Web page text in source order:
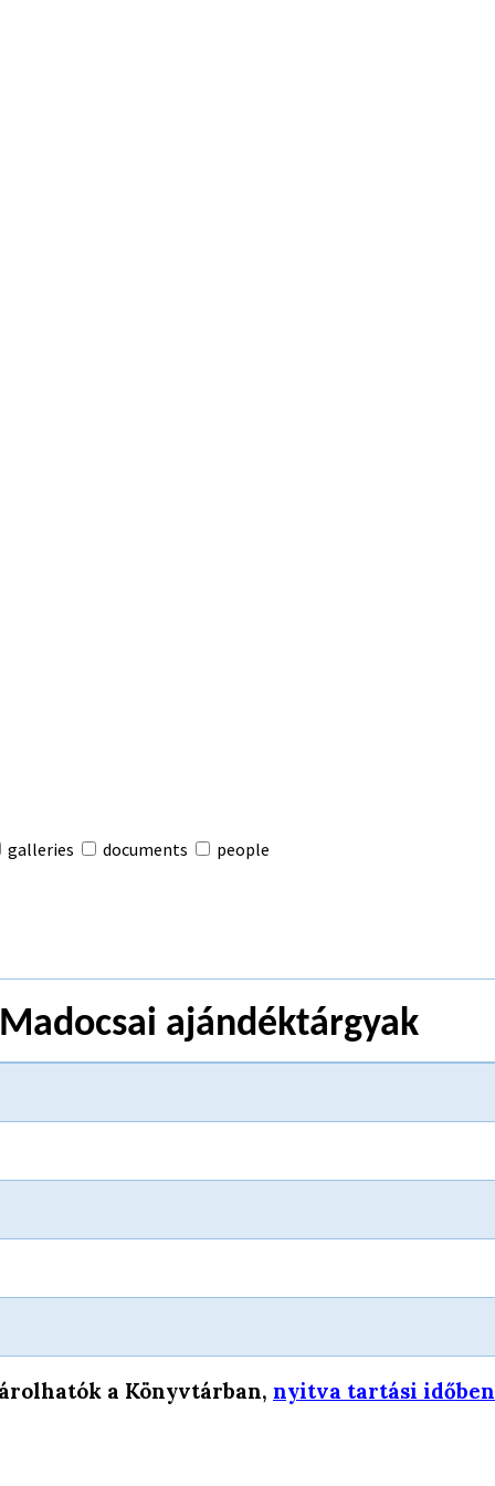
galleries documents people
Madocsai ajándéktárgyak
a Könyvtárban, nyitva tartási időben